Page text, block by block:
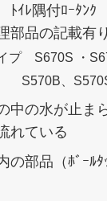
ﾄｲﾚ隅付ﾛｰﾀﾝ
部品の記載有り
プ S670S ・
S570B、
中の水が止ま
れている
の部品（ﾎﾞｰﾙﾀ